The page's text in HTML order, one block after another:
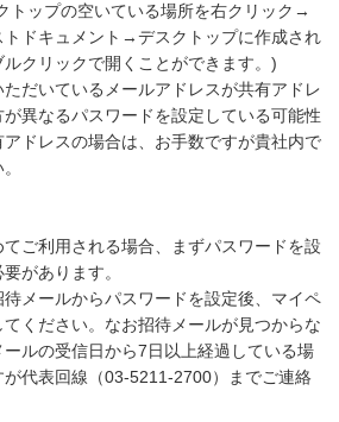
トップの空いている場所を右クリック→
ドキュメント→デスクトップに作成され
クリックで開くことができます。)
だいているメールアドレスが共有アドレ
異なるパスワードを設定している可能性
ドレスの場合は、お手数ですが貴社内で
ご利用される場合、まずパスワードを設
があります。
メールからパスワードを設定後、マイペ
ください。なお招待メールが見つからな
ルの受信日から7日以上経過している場
代表回線（03-5211-2700）までご連絡